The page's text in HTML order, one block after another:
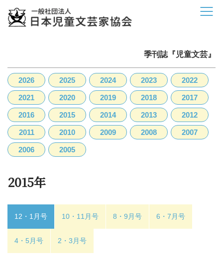
季刊誌『児童文芸』
2026 2025 2024 2023 2022
2021 2020 2019 2018 2017
2016 2015 2014 2013 2012
2011 2010 2009 2008 2007
2006 2005
2015年
12・1月号 10・11月号 8・9月号 6・7月号
4・5月号 2・3月号